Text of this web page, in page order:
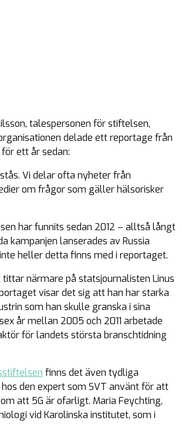
talespersonen för stiftelsen,
delade ett reportage från
ett år sedan:
Vi delar ofta nyheter från
om frågor som gäller hälsorisker
har funnits sedan 2012 – alltså långt
kampanjen lanserades av Russia
heller detta finns med i reportaget.
närmare på statsjournalisten Linus
visar det sig att han har starka
som han skulle granska i sina
år mellan 2005 och 2011 arbetade
för landets största branschtidning
finns det även tydliga
den expert som SVT använt för att
att 5G är ofarligt. Maria Feychting,
vid Karolinska institutet, som i